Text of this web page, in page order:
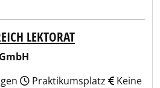
LEKTORAT
Praktikumsplatz
Keine